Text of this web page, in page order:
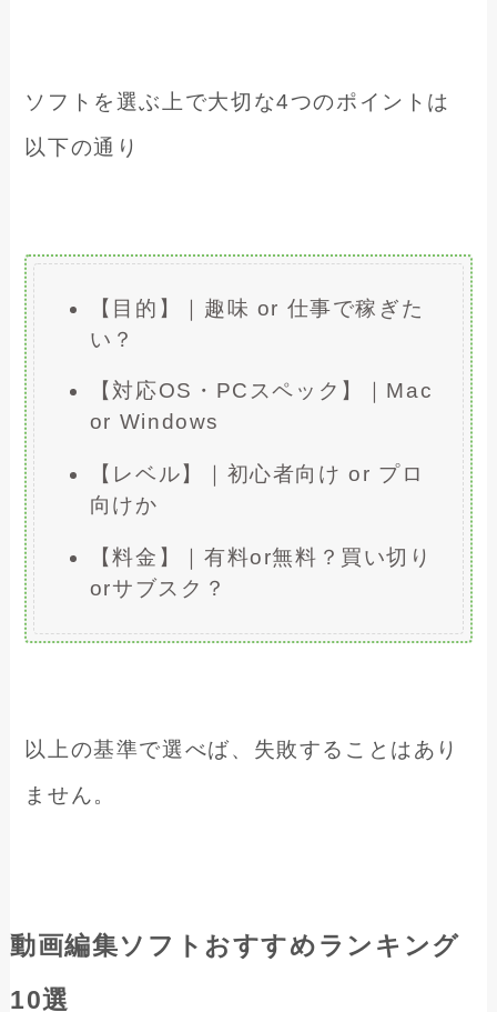
ソフトを選ぶ上で大切な4つのポイントは
以下の通り
【目的】｜趣味 or 仕事で稼ぎた
い？
【対応OS・PCスペック】｜Mac
or Windows
【レベル】｜初心者向け or プロ
向けか
【料金】｜有料or無料？買い切り
orサブスク？
以上の基準で選べば、失敗することはあり
ません。
動画編集ソフトおすすめランキング
10選